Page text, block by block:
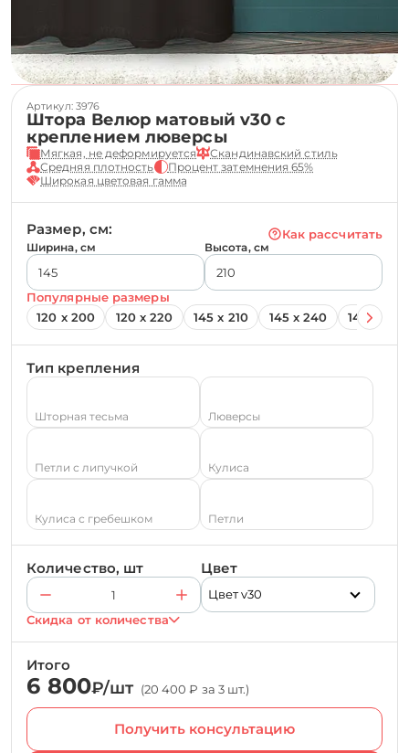
Артикул: 3976
Штора Велюр матовый v30 с
креплением люверсы
Мягкая, не деформируется
Скандинавский стиль
Средняя плотность
Процент затемнения 65%
Широкая цветовая гамма
Размер, см: Как рассчитать
Ширина, см Высота, см
Популярные размеры
120 х 200
120 х 220 145 х 210 145 х 240 145 х 260
Тип крепления
Шторная тесьма Люверсы
Петли с липучкой Кулиса
Кулиса с гребешком Петли
Количество, шт Цвет
Цвет v30
Скидка от количества
Итого
6 800₽/шт (20 400 ₽ за 3 шт.)
Получить консультацию